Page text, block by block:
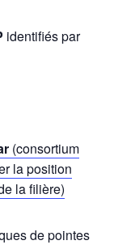
identifiés par
(consortium
la position
la filière)
de pointes